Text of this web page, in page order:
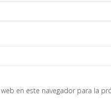
en este navegador para la